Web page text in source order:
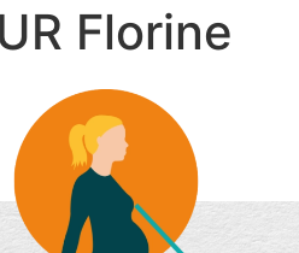
Florine